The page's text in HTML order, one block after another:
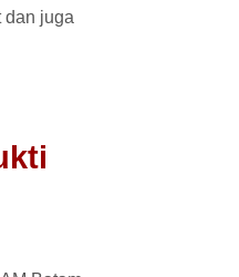
dan juga